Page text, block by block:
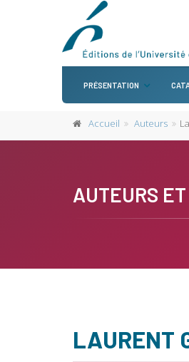
PRÉSENTATION
Accueil Auteurs
AUTEURS
LAURENT